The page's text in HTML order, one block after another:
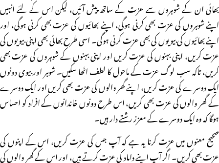
بھائی ان کے شوہروں سے عزت کے ساتھ پیش آئیں، لیکن اس کے لئے انہیں
اپنے شوہروں کی عزت بھی کرنی ہوگی، اپنے بھائیوں کی عزت بھی کرنی ہوگی، اور
اپنے بھائیوں کی بیویوں کی بھی عزت کرنی ہوگی۔ اسی طرح بھائی بھی اپنی بیویوں کی
عزت کریں، اپنی بہنوں کی عزت کریں اور اپنی بہنوں کے شوہروں کی عزت بھی
کریں، تاکہ سب لوگ عزت کے ماحول کا لطف اٹھا سکیں۔ شوہر اور بیوی دونوں
ایک دوسرے کی عزت کریں، اپنے گھر والوں کی عزت بھی کریں اور ایک دوسرے
کے گھر والوں کی عزت بھی کریں، اس طرح دونوں خاندانوں کے افراد کو احساس
ہوگا کہ وہ ایک دوسرے کے معزز رشتے دار ہیں۔
صحیح معنوں میں عزت کرنا یہ ہے کہ آپ جس کی عزت کریں، اس کے اپنوں کی
عزت بھی کریں۔ اگر آپ اپنے داماد کی عزت کرتے ہیں، اور اس کے گھر والوں کی